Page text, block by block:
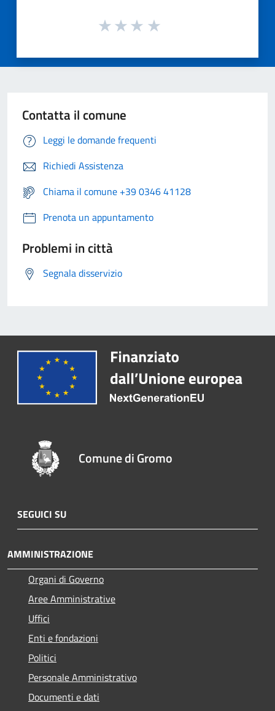
Contatta il comune
Leggi le domande frequenti
Richiedi Assistenza
Chiama il comune +39 0346 41128
Prenota un appuntamento
Problemi in città
Segnala disservizio
Comune di Gromo
SEGUICI SU
AMMINISTRAZIONE
Organi di Governo
Aree Amministrative
Uffici
Enti e fondazioni
Politici
Personale Amministrativo
Documenti e dati